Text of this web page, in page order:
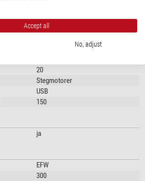
T2
20
Stegmotorer
USB
150
ja
EFW
300
Accept all
No, adjust